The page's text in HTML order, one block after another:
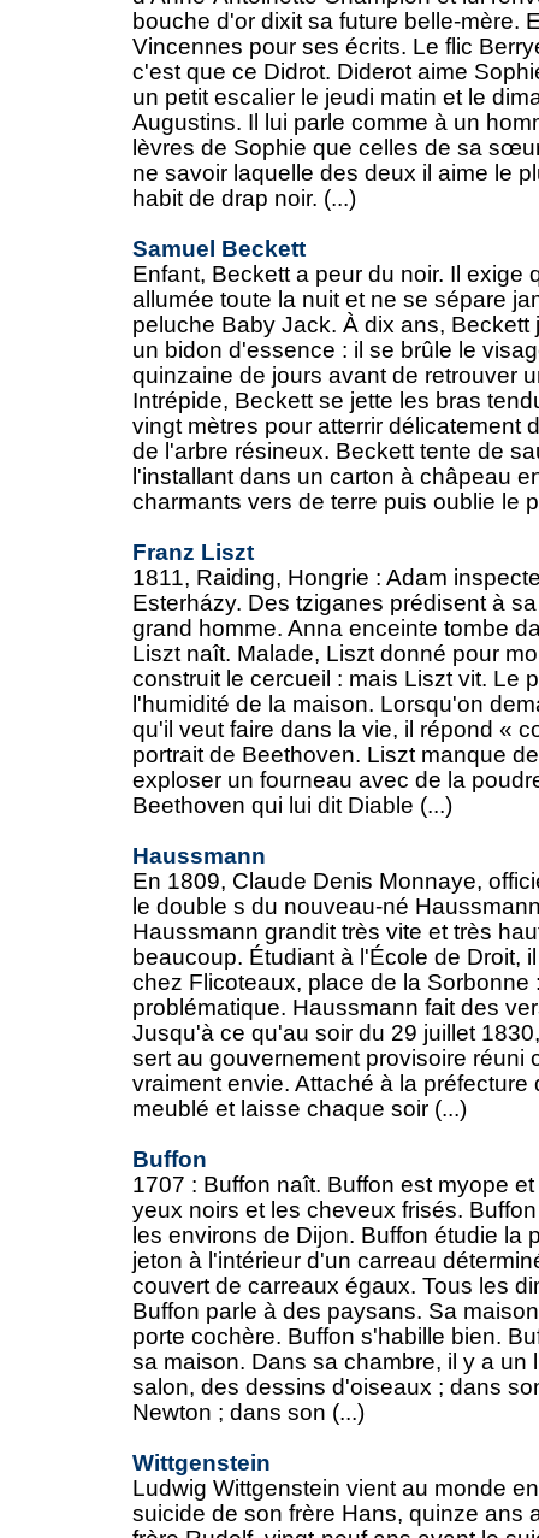
bouche d'or dixit sa future belle-mère.
Vincennes pour ses écrits. Le flic
c'est que ce Didrot. Diderot aime
un petit escalier le jeudi matin et le
Augustins. Il lui parle comme à un
lèvres de Sophie que celles de sa
ne savoir laquelle des deux il aime le
habit de drap noir. (...)
Samuel Beckett
Enfant, Beckett a peur du noir. Il exige
allumée toute la nuit et ne se sépare
peluche Baby Jack. À dix ans, Beckett
un bidon d'essence : il se brûle le
quinzaine de jours avant de retrouver
Intrépide, Beckett se jette les bras
vingt mètres pour atterrir délicatement
de l'arbre résineux. Beckett tente de
l'installant dans un carton à châpeau
charmants vers de terre puis oublie le
Franz Liszt
1811, Raiding, Hongrie : Adam
Esterházy. Des tziganes prédisent à
grand homme. Anna enceinte tombe
Liszt naît. Malade, Liszt donné pour
construit le cercueil : mais Liszt vit. Le
l'humidité de la maison. Lorsqu'on
qu'il veut faire dans la vie, il répond «
portrait de Beethoven. Liszt manque
exploser un fourneau avec de la
Beethoven qui lui dit Diable (...)
Haussmann
En 1809, Claude Denis Monnaye,
le double s du nouveau-né
Haussmann grandit très vite et très
beaucoup. Étudiant à l'École de Droit,
chez Flicoteaux, place de la Sorbonne
problématique. Haussmann fait des
Jusqu'à ce qu'au soir du 29 juillet
sert au gouvernement provisoire réuni
vraiment envie. Attaché à la préfecture
meublé et laisse chaque soir (...)
Buffon
1707 : Buffon naît. Buffon est myope
yeux noirs et les cheveux frisés.
les environs de Dijon. Buffon étudie la
jeton à l'intérieur d'un carreau
couvert de carreaux égaux. Tous les
Buffon parle à des paysans. Sa
porte cochère. Buffon s'habille bien.
sa maison. Dans sa chambre, il y a un
salon, des dessins d'oiseaux ; dans
Newton ; dans son (...)
Wittgenstein
Ludwig Wittgenstein vient au monde
suicide de son frère Hans, quinze ans